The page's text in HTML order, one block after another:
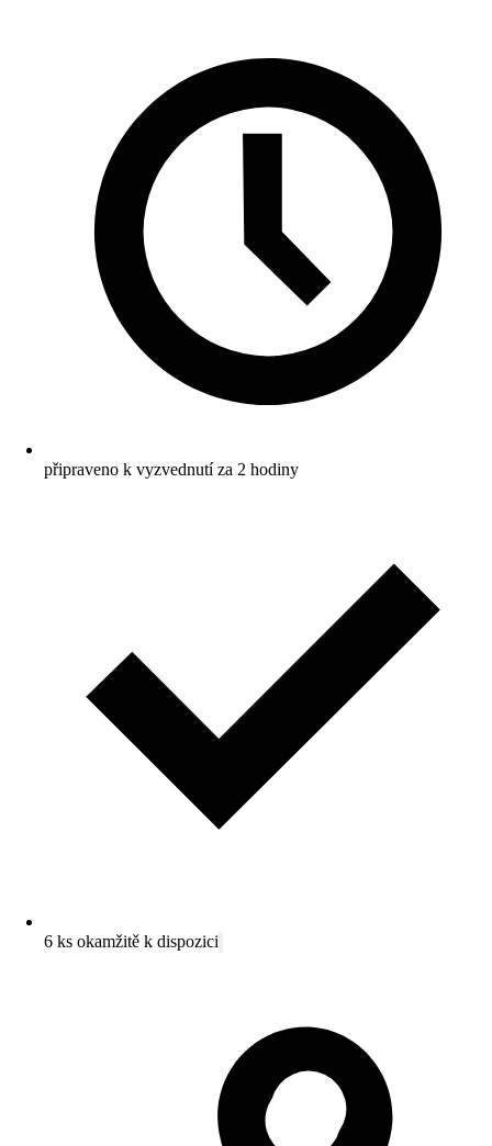
připraveno k vyzvednutí za 2 hodiny
6 ks okamžitě k dispozici